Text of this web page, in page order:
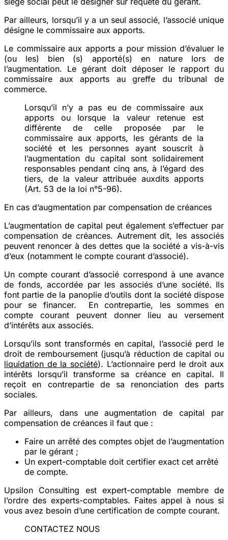
Par ailleurs, lorsqu’il y a un seul associé, l’associé unique
désigne le commissaire aux apports.
Le commissaire aux apports a pour mission d’évaluer le
(ou les) bien (s) apporté(s) en nature lors de
l’augmentation. Le gérant doit déposer le rapport du
commissaire aux apports au greffe du tribunal de
commerce.
Lorsqu’il n’y a pas eu de commissaire aux
apports ou lorsque la valeur retenue est
différente de celle proposée par le
commissaire aux apports, les gérants de la
société et les personnes ayant souscrit à
l’augmentation du capital sont solidairement
responsables pendant cinq ans, à l’égard des
tiers, de la valeur attribuée auxdits apports
(Art. 53 de la loi n°5-96).
En cas d’augmentation par compensation de créances
L’augmentation de capital peut également s’effectuer par
compensation de créances. Autrement dit, les associés
peuvent renoncer à des dettes que la société a vis-à-vis
d’eux (notamment le compte courant d’associé).
Un comptecourant d’associé correspond à uneavance
de fonds, accordée par les associés d’une société. Ils
font partie de la panoplie d’outils dont la société dispose
pour se financer. En contrepartie, les sommes en
compte courant peuvent donner lieu au versement
d’intérêts aux associés.
Lorsqu’ils sont transformés en capital, l’associé perd le
droit de remboursement (jusqu’à réduction de capital ou
liquidation de la société). L’actionnaire perd le droit aux
intérêts lorsqu’il transforme sa créance en capital. Il
reçoit en contrepartie de sa renonciation des parts
sociales.
Par ailleurs, dans une augmentation de capital par
compensation de créances il faut que :
Faire un arrêté des comptes objet de l’augmentation
par le gérant ;
Un expert-comptable doit certifier exact cet arrêté
de compte.
Upsilon Consulting est expert-comptable membre de
l’ordre des experts-comptables. Faites appel à nous si
vous avez besoin d’une certification de compte courant.
CONTACTEZ NOUS